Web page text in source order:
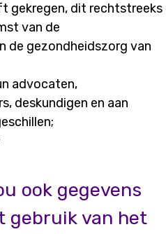
gekregen, dit rechtstreeks
van de
de gezondheidszorg van
advocaten,
deskundigen en aan
ook gegevens
gebruik van het